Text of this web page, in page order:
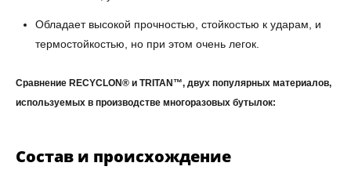
Обладает высокой прочностью, стойкостью к ударам, и
термостойкостью, но при этом очень легок.
Сравнение RECYCLON® и TRITAN™, двух популярных материалов,
используемых в производстве многоразовых бутылок:
Состав и происхождение